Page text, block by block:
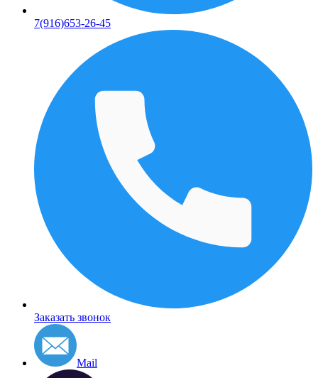
7(916)653-26-45
Заказать звонок
Mail